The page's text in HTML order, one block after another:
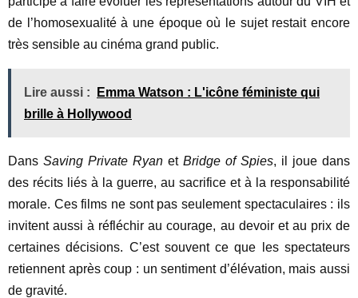
de l’homosexualité à une époque où le sujet restait encore
très sensible au cinéma grand public.
Lire aussi :
Emma Watson : L'icône féministe qui
brille à Hollywood
Dans Saving Private Ryan et Bridge of Spies, il joue dans
des récits liés à la guerre, au sacrifice et à la responsabilité
morale. Ces films ne sont pas seulement spectaculaires : ils
invitent aussi à réfléchir au courage, au devoir et au prix de
certaines décisions. C’est souvent ce que les spectateurs
retiennent après coup : un sentiment d’élévation, mais aussi
de gravité.